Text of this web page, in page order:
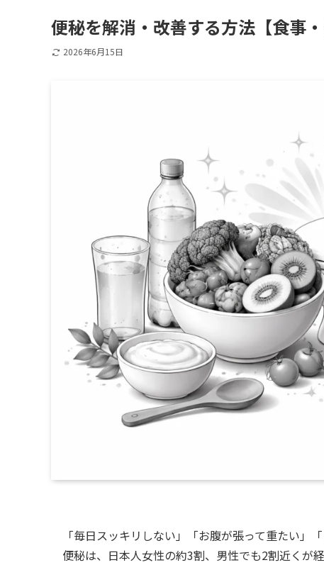
便秘を解消・改善する方法【食事
2026年6月15日
「毎日スッキリしない」「お腹が張って重たい」
便秘は、日本人女性の約3割、男性でも2割近くが